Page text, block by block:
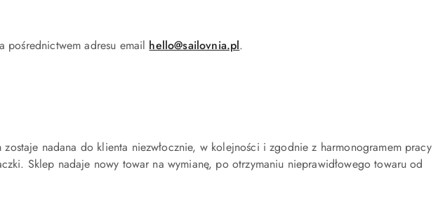
pośrednictwem adresu email hello@sailovnia.pl.
nadana do klienta niezwłocznie, w kolejności i zgodnie z harmonogramem pracy
Sklep nadaje nowy towar na wymianę, po otrzymaniu nieprawidłowego towaru od